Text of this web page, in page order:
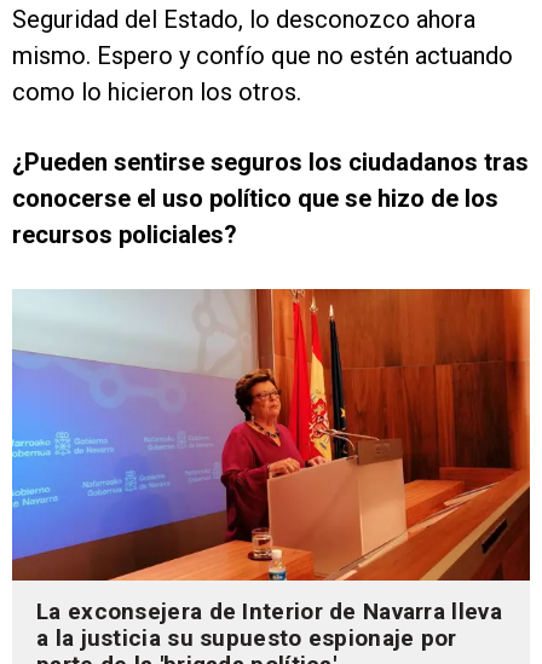
Seguridad del Estado, lo desconozco ahora
mismo. Espero y confío que no estén actuando
como lo hicieron los otros.
¿Pueden sentirse seguros los ciudadanos tras
conocerse el uso político que se hizo de los
recursos policiales?
La exconsejera de Interior de Navarra lleva
a la justicia su supuesto espionaje por